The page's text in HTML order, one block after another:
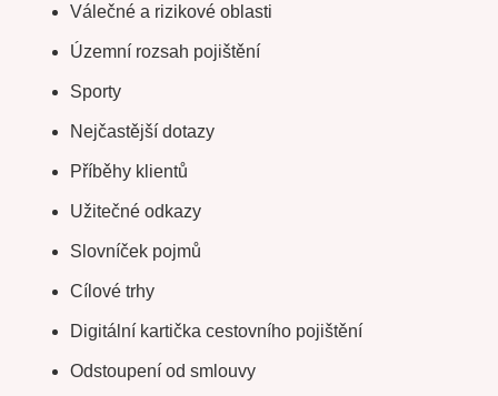
Válečné a rizikové oblasti
Územní rozsah pojištění
Sporty
Nejčastější dotazy
Příběhy klientů
Užitečné odkazy
Slovníček pojmů
Cílové trhy
Digitální kartička cestovního pojištění
Odstoupení od smlouvy